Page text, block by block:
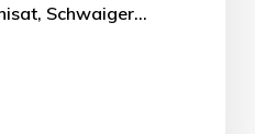
Schwaiger…